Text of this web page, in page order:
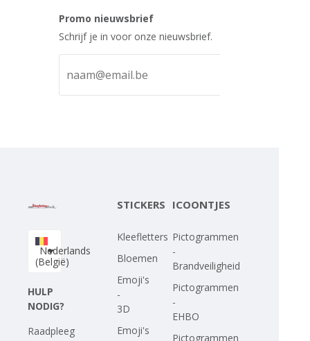
Promo nieuwsbrief
Schrijf je in voor onze nieuwsbrief.
Nederlands
(België)
HULP
NODIG?
Raadpleeg
STICKERS
Kleefletters
Bloemen
Emoji's
-
3D
Emoji's
ICOONTJES
Pictogrammen
-
Brandveiligheid
Pictogrammen
-
EHBO
Pictogrammen